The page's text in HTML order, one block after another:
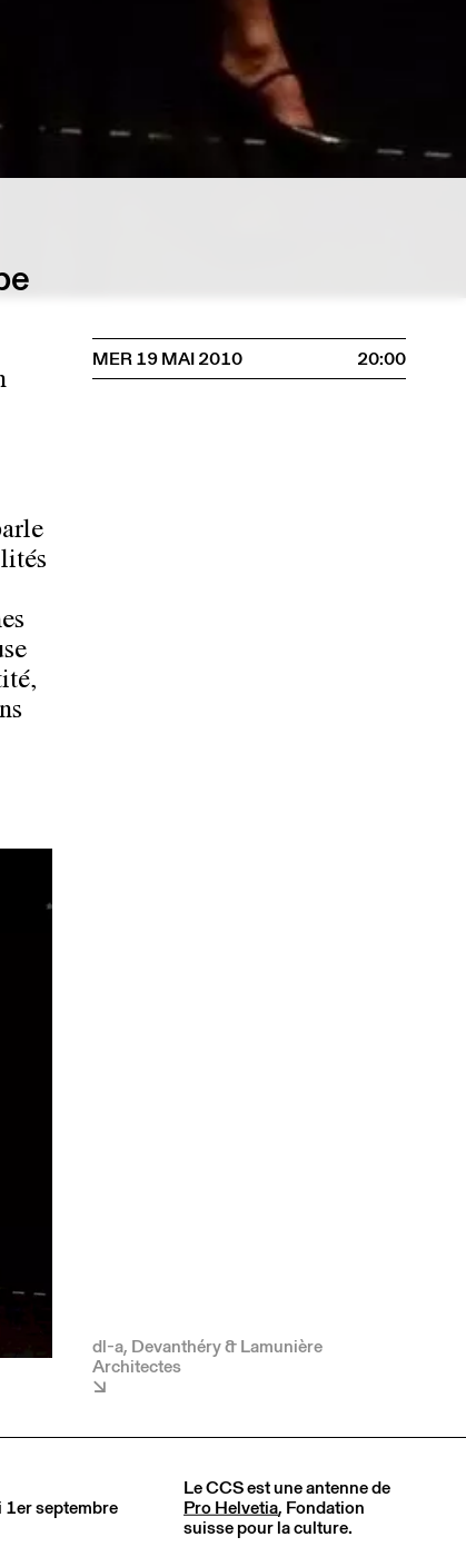
MER 19 MAI 2010 20:00
dl-a, Devanthéry & Lamunière
Architectes
1er septembre
Le CCS est une antenne de
Pro Helvetia, Fondation
suisse pour la culture.